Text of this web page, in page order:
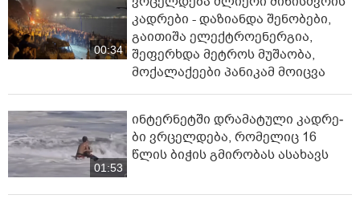
00:34
კადრები - დაზიანდა შენობები,
გაითიშა ელექტროენერგია,
შეფერხდა მეტროს მუშაობა,
მოქალაქეები პანიკამ მოიცვა
01:53
ინ­ტერ­ნეტ­ში დრა­მა­ტუ­ლი კად­რე­
ბი ვრცელდება, რომელიც 16
წლის ბიჭის გმირობას ასახავს